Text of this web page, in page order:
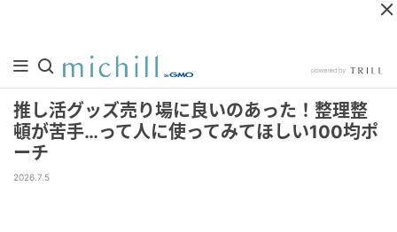
推し活グッズ売り場に良いのあった！整理整
頓が苦手…って人に使ってみてほしい100均ポ
ーチ
2026.7.5